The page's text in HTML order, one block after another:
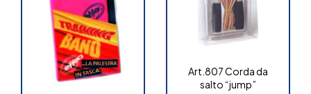
Art.807 Corda da
salto “jump”